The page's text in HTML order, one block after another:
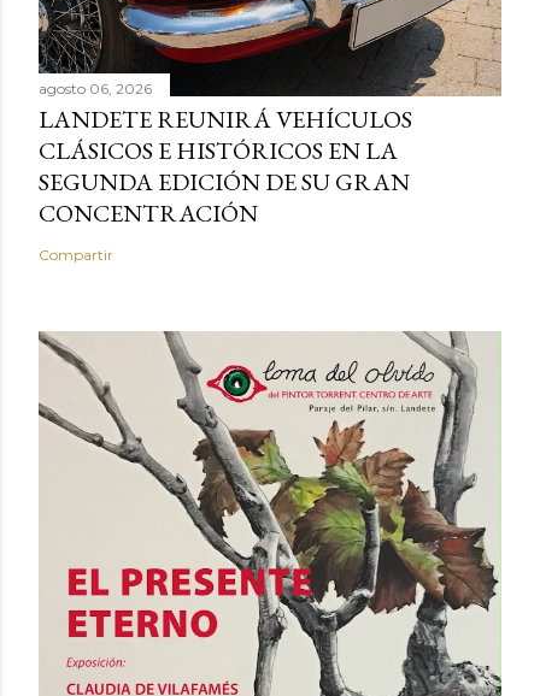
agosto 06, 2026
LANDETE REUNIRÁ VEHÍCULOS
CLÁSICOS E HISTÓRICOS EN LA
SEGUNDA EDICIÓN DE SU GRAN
CONCENTRACIÓN
Compartir